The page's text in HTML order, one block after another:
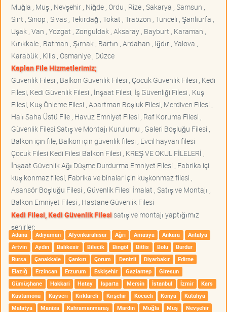
Muğla , Muş , Nevşehir , Niğde , Ordu , Rize , Sakarya , Samsun ,
Siirt , Sinop , Sivas , Tekirdağ , Tokat , Trabzon , Tunceli , Şanlıurfa ,
Uşak , Van , Yozgat , Zonguldak , Aksaray , Bayburt , Karaman ,
Kırıkkale , Batman , Şırnak , Bartın , Ardahan , Iğdır , Yalova ,
Karabük , Kilis , Osmaniye , Düzce
Kaplan File Hizmetlerimiz;
Güvenlik Filesi , Balkon Güvenlik Filesi , Çocuk Güvenlik Filesi , Kedi
Filesi, Kedi Güvenlik Filesi , İnşaat Filesi, İş Güvenliği Filesi , Kuş
Filesi, Kuş Önleme Filesi , Apartman Boşluk Filesi, Merdiven Filesi ,
Halı Saha Üstü File , Havuz Emniyet Filesi , Raf Koruma Filesi ,
Güvenlik Filesi Satış ve Montajı Kurulumu , Galeri Boşluğu Filesi ,
Balkon için file, Balkon için güvenlik filesi , Evcil hayvan filesi
Çocuk Filesi Kedi Filesi Balkon Filesi , KREŞ VE OKUL FİLELERİ ,
İnşaat Güvenlik Ağı Düşme Durdurma Emniyet Filesi , Fabrika içi
kuş konmaz filesi, Fabrika ve binalar için kuşkonmaz filesi ,
Asansör Boşluğu Filesi , Güvenlik Filesi İmalat , Satış ve Montajı ,
Balkon Emniyet Filesi , Hastane Güvenlik Filesi
Kedi Filesi, Kedi Güvenlik Filesisatış ve montajı yaptığımız
şehirler;
Adana Adıyaman Afyonkarahisar Ağrı Amasya Ankara
Antalya
Artvin
Aydın Balıkesir Bilecik Bingöl Bitlis Bolu
Burdur
Bursa
Çanakkale Çankırı Çorum Denizli Diyarbakır
Edirne
Elazığ
Erzincan Erzurum Eskişehir Gaziantep
Giresun
Gümüşhane
Hakkari Hatay Isparta Mersin İstanbul İzmir
Kars
Kastamonu
Kayseri Kırklareli Kırşehir Kocaeli Konya
Kütahya
Malatya
Manisa Kahramanmaraş Mardin Muğla Muş
Nevşehir